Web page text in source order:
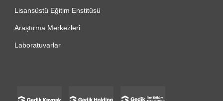
Lisansüstü Eğitim Enstitüsü
Araştırma Merkezleri
Laboratuvarlar